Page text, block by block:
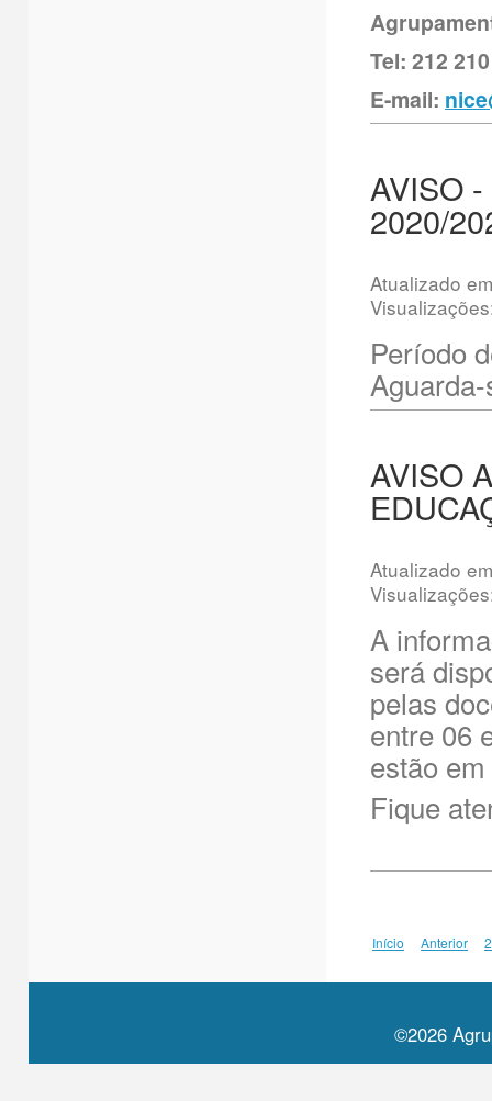
Tel: 212
E-mail:
AVISO
2020/
Atualizado
Período
AVISO
Atualizado
A
será
pelas
entre 06
estão
Fique
Início Anterior
©2026